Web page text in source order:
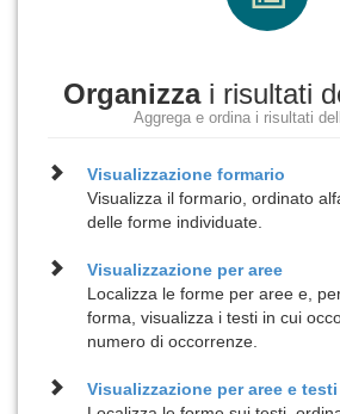
Organizzai risultati
Aggrega e ordina i risultati
Visualizzazioneformario
Visualizza il formario, ordinato
delle forme individuate.
Visualizzazione peraree
Localizza le forme per aree e,
forma, visualizza i testi in cui
numero di occorrenze.
Visualizzazione peraree e testi